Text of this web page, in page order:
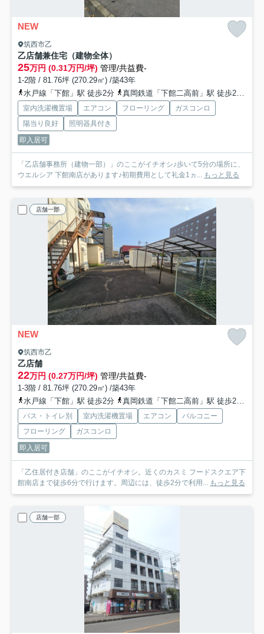
NEW
筑西市乙
乙店舗兼住宅（建物全体）
25万円 (0.31万円/坪) 管理/共益費-
1-2階 / 81.76坪 (270.29㎡) /築43年
水戸線「下館」駅 徒歩2分
真岡鉄道「下館二高前」駅 徒歩29分
室内洗濯機置場 エアコン フローリング
ガスコンロ
陽当り良好
照明器具付き
即入居可
「乙店舗事務所（建物一部）」のここがイチオシ♪歩いて5分の場所に、
ウエルシア 下館南店があります♪初期費用として礼金1ヵ... もっと見る
店舗一部
NEW
筑西市乙
乙店舗
22万円 (0.27万円/坪) 管理/共益費-
1-3階 / 81.76坪 (270.29㎡) /築43年
水戸線「下館」駅 徒歩2分
真岡鉄道「下館二高前」駅 徒歩29分
バス・トイレ別 室内洗濯機置場 エアコン
バルコニー
フローリング
ガスコンロ
即入居可
「乙住居付き店舗」のここがイチオシ。近くのカスミ フードスクエア下
館南店まで徒歩6分で行けます。周辺には、徒歩2分で利用... もっと見る
店舗一部